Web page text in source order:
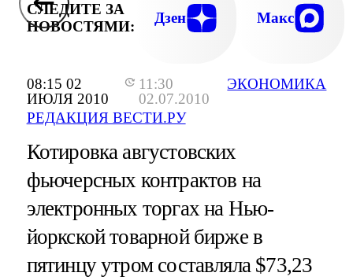
08:15 02
ИЮЛЯ 2010
11:30
02.07.2010
РЕДАКЦИЯ ВЕСТИ.РУ
ЭКОНОМИКА
СЛЕДИТЕ ЗА
НОВОСТЯМИ:
Дзен Макс
Котировка августовских
фьючерсных контрактов на
электронных торгах на Нью-
йоркской товарной бирже в
пятинцу утром составляла $73,23